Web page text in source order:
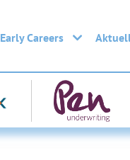
Early Careers